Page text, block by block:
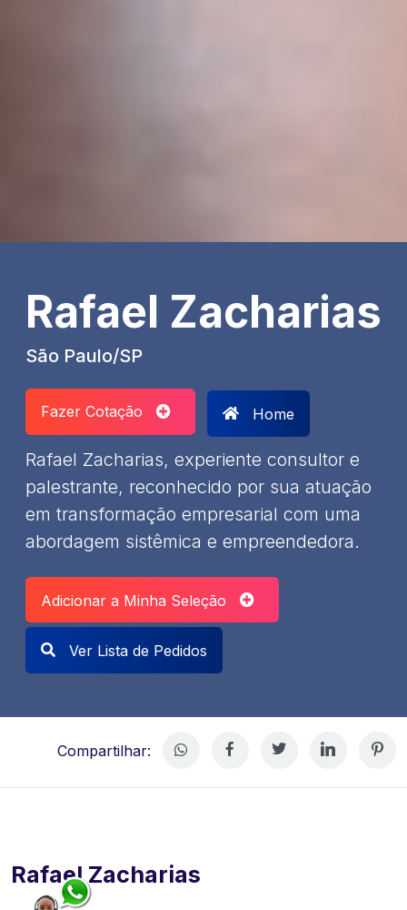
Rafael Zacharias
São Paulo/SP
Fazer Cotação Home
Rafael Zacharias, experiente consultor e
palestrante, reconhecido por sua atuação
em transformação empresarial com uma
abordagem sistêmica e empreendedora.
Adicionar a Minha Seleção
Ver Lista de Pedidos
Compartilhar:
Rafael Zacharias